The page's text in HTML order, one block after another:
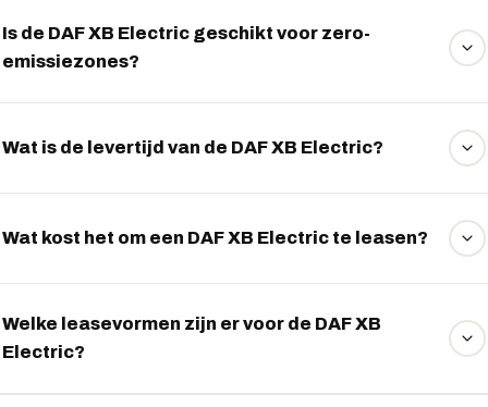
met lease vanaf circa 2.799 euro per maand.
Is de DAF XB Electric geschikt voor zero-
emissiezones?
stedelijke zero-emissiezones.
Wat is de levertijd van de DAF XB Electric?
afhankelijk van configuratie en opties.
Wat kost het om een DAF XB Electric te leasen?
maand. Het exacte maandbedrag hangt af van de looptijd,
het jaarkilometrage, een eventuele aanbetaling en de
Welke leasevormen zijn er voor de DAF XB
Electric?